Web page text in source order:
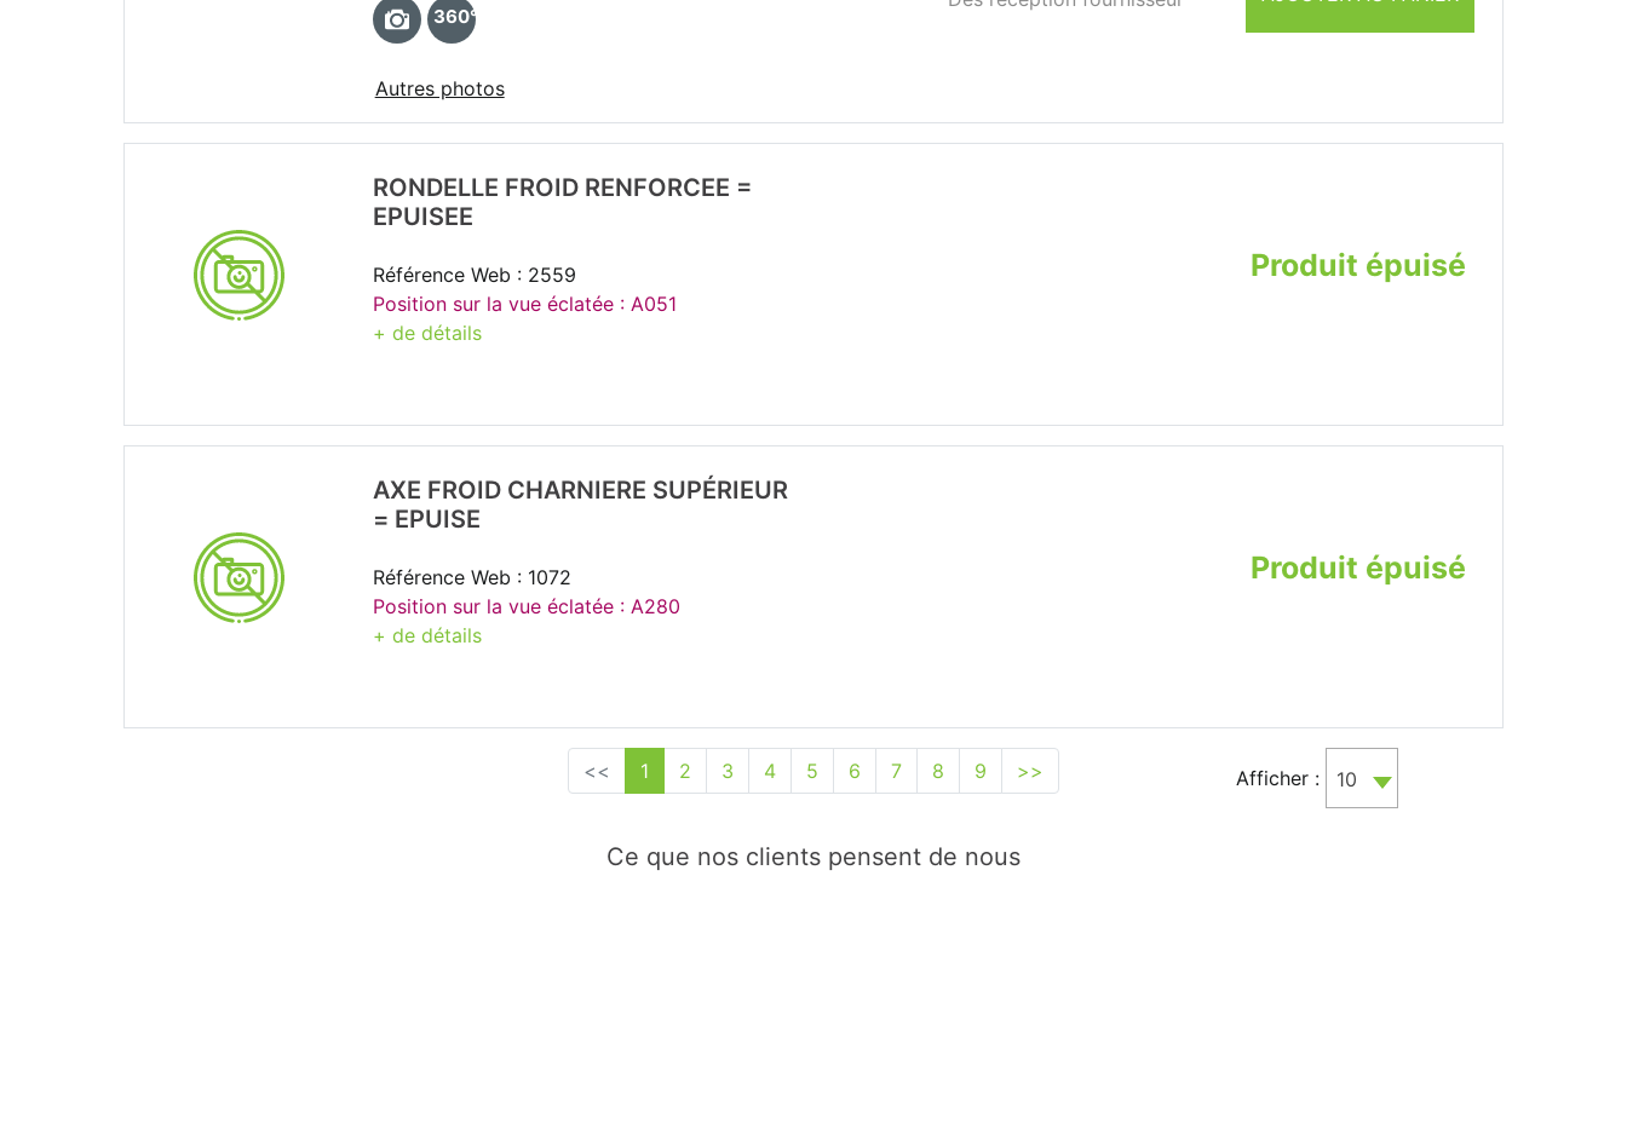
360°
Autres photos
Produit épuisé
RONDELLE FROID RENFORCEE =
EPUISEE
Référence Web : 2559
Position sur la vue éclatée : A051
+ de détails
Produit épuisé
AXE FROID CHARNIERE SUPÉRIEUR
= EPUISE
Référence Web : 1072
Position sur la vue éclatée : A280
+ de détails
<< 1 2 3 4 5 6 7 8 9 >> Afficher : 10
Ce que nos clients pensent de nous